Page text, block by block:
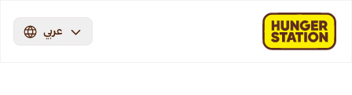
عربي